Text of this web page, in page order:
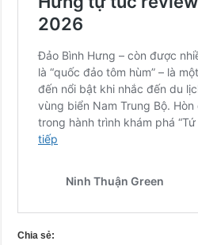
Chia sẻ: